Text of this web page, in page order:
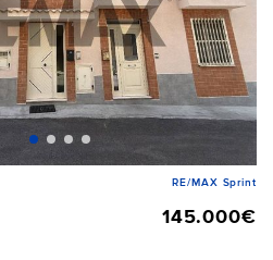
RE/MAX Sprint
145.000€